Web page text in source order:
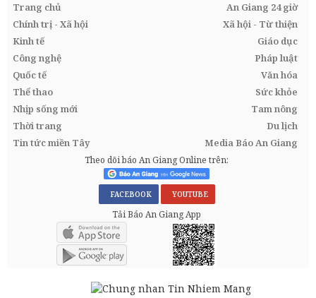
Trang chủ
An Giang 24 giờ
Chính trị - Xã hội
Xã hội - Từ thiện
Kinh tế
Giáo dục
Công nghệ
Pháp luật
Quốc tế
Văn hóa
Thể thao
Sức khỏe
Nhịp sống mới
Tam nông
Thời trang
Du lịch
Tin tức miền Tây
Media Báo An Giang
Theo dõi báo An Giang Online trên:
FACEBOOK YOUTUBE
Tải Báo An Giang App